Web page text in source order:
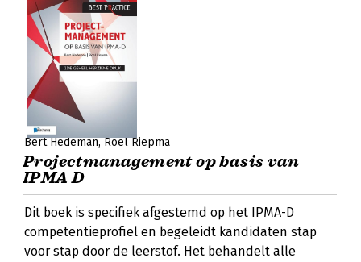
Bert Hedeman Roel Riepma
Projectmanagement op basis van
IPMA D
Dit boek is specifiek afgestemd op het IPMA-D
competentieprofiel en begeleidt kandidaten stap
voor stap door de leerstof. Het behandelt alle